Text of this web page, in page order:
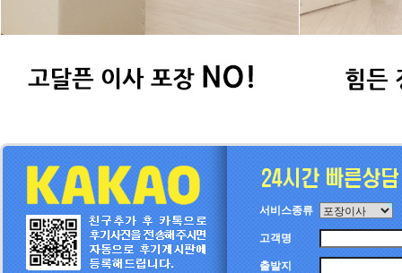
서비스종류
고객명
출발지